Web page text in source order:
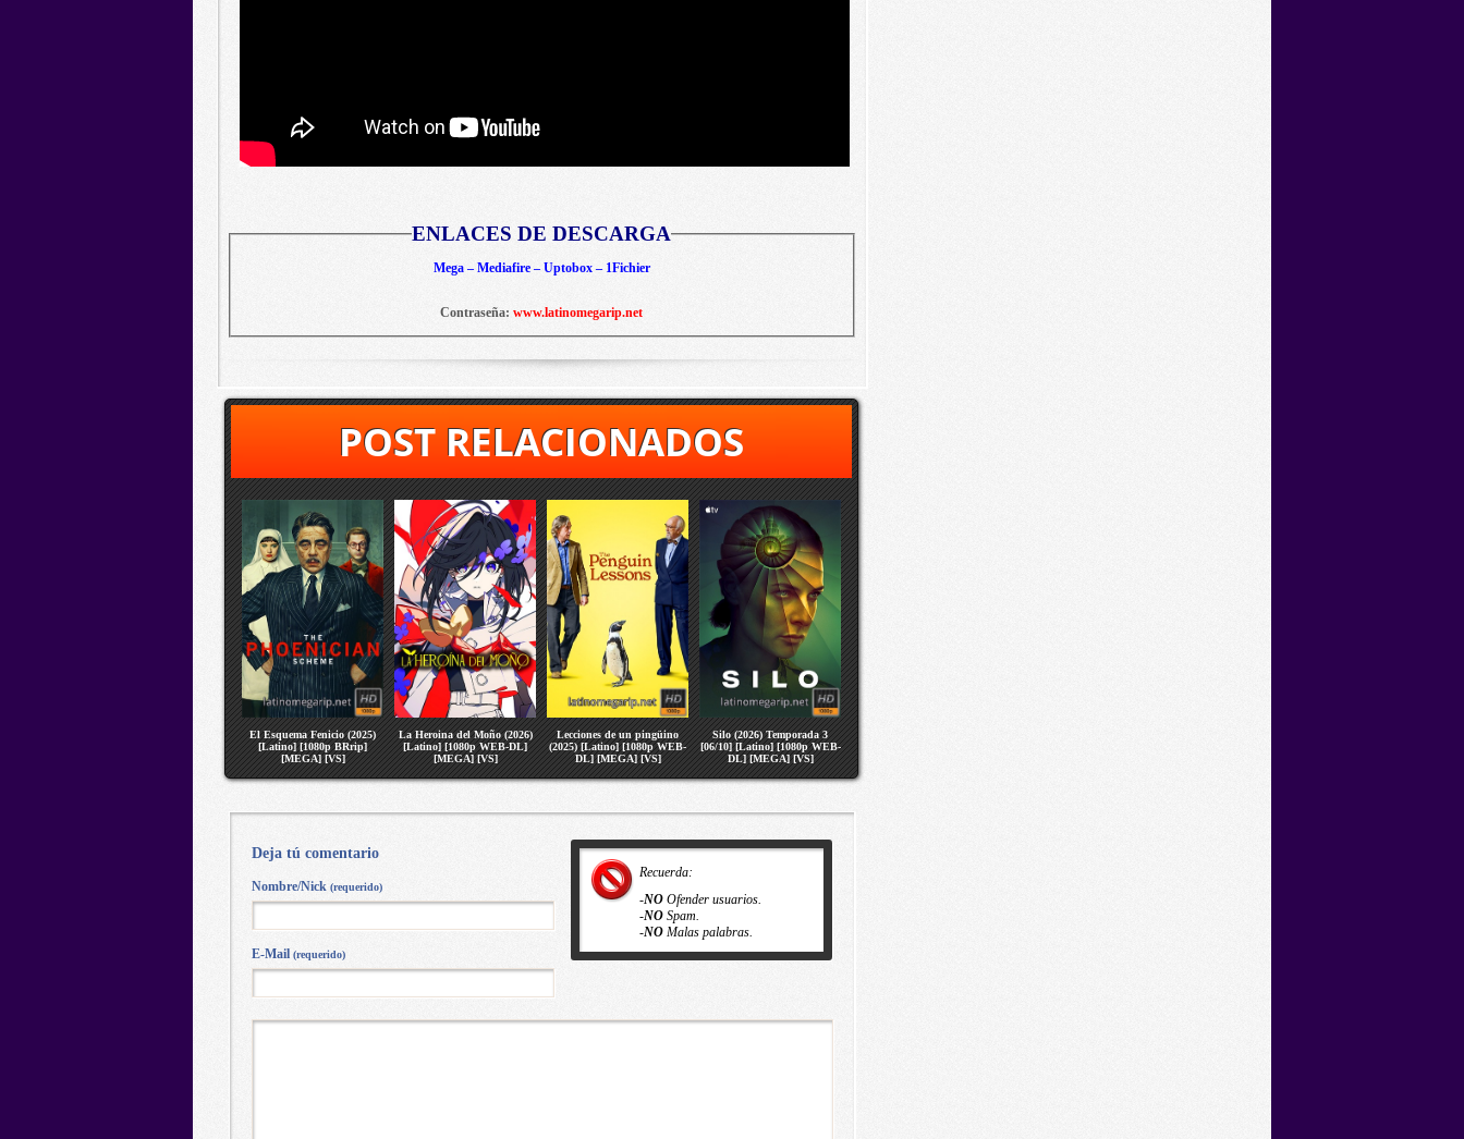
ENLACES DE DESCARGA
Mega – Mediafire – Uptobox – 1Fichier
Contraseña: www.latinomegarip.net
POST RELACIONADOS
El Esquema Fenicio (2025)
[Latino] [1080p BRrip]
[MEGA] [VS]
La Heroina del Moño (2026)
[Latino] [1080p WEB-DL]
[MEGA] [VS]
Lecciones de un pingüino
(2025) [Latino] [1080p WEB-
DL] [MEGA] [VS]
Silo (2026) Temporada 3
[06/10] [Latino] [1080p WEB-
DL] [MEGA] [VS]
Recuerda:
-NO Ofender usuarios.
-NO Spam.
-NO Malas palabras.
Deja tú comentario
Nombre/Nick (requerido)
E-Mail (requerido)